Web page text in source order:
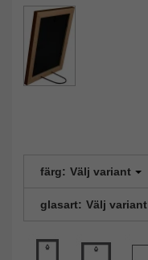
färg: Välj variant
glasart: Välj variant